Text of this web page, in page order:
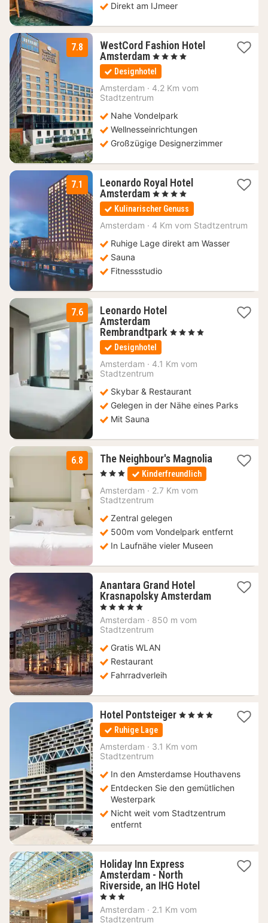
Direkt am IJmeer
7.8
WestCord Fashion Hotel
Amsterdam 1
Nacht
ab
123,19
€
, 4 Sterne
Designhotel
Amsterdam · 4.2 Km vom
Stadtzentrum
Nahe Vondelpark
Wellnesseinrichtungen
Großzügige Designerzimmer
7.1
Leonardo Royal Hotel
Amsterdam 1
Nacht
ab
105,19
, 4 Sterne
Kulinarischer Genuss
Amsterdam · 4 Km vom Stadtzentrum
Ruhige Lage direkt am Wasser
Sauna
Fitnessstudio
7.6
Leonardo Hotel
Amsterdam
Rembrandtpark 1
104,23
, 4 Sterne
Designhotel
Amsterdam · 4.1 Km vom
Stadtzentrum
Skybar & Restaurant
Gelegen in der Nähe eines Parks
Mit Sauna
6.8 The Neighbour's Magnolia1
, 3 Sterne Kinderfreundlich
Amsterdam · 2.7 Km vom
Stadtzentrum
Zentral gelegen
500m vom Vondelpark entfernt
In Laufnähe vieler Museen
Anantara Grand Hotel
Krasnapolsky Amsterdam1
, 5 Sterne
Amsterdam · 850 m vom
Stadtzentrum
Gratis WLAN
Restaurant
Fahrradverleih
Hotel Pontsteiger 1
108,34
, 4 Sterne
Ruhige Lage
Amsterdam · 3.1 Km vom
Stadtzentrum
In den Amsterdamse Houthavens
Entdecken Sie den gemütlichen
Westerpark
Nicht weit vom Stadtzentrum
entfernt
Holiday Inn Express
Amsterdam - North
Riverside, an IHG Hotel1
, 3 Sterne
Amsterdam · 2.1 Km vom
Stadtzentrum